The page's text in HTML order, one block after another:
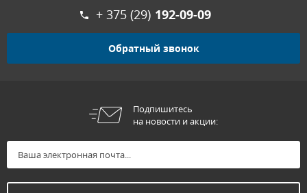
+ 375 (29) 192-09-09
Обратный звонок
Подпишитесь
на новости и акции: